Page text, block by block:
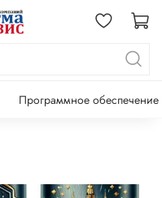
Программное обеспечение